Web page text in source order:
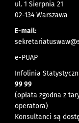
ul. 1 Sierpnia 21
02-134 Warszawa
E-mail:
e-PUAP
Infolinia
99 99
(opłata zgodna z
operatora)
Konsultanci są